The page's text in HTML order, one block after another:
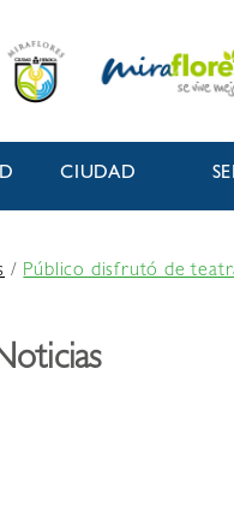
CIUDAD
/Público disfrutó de